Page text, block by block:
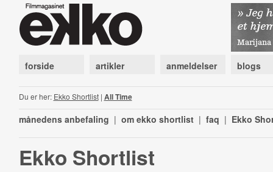
forside artikler anmeldelser blogs
Du er her: Ekko Shortlist| All Time
månedens anbefaling | om ekko shortlist | faq | Ekko
Ekko Shortlist